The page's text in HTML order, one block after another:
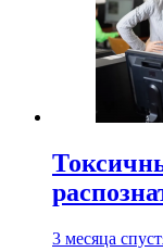
3 месяца